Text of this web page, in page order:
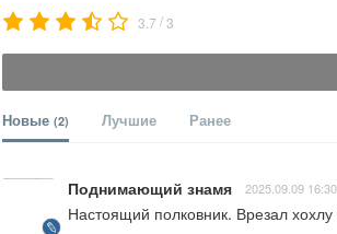
3.7 /3
Новые (2) Лучшие Ранее
Поднимающий знамя 2025.09.09 16:30
Настоящий полковник. Врезал хохлу